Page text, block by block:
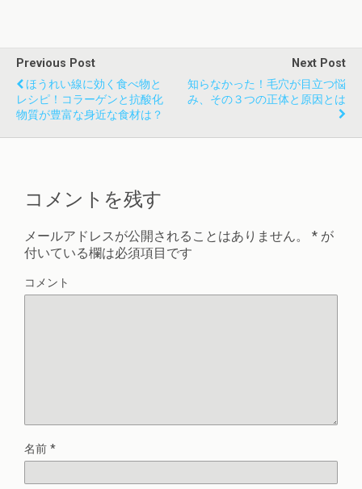
Previous Post
ほうれい線に効く食べ物と
レシピ！コラーゲンと抗酸化
物質が豊富な身近な食材は？
Next Post
知らなかった！毛穴が目立つ悩
み、その３つの正体と原因とは
コメントを残す
メールアドレスが公開されることはありません。 * が
付いている欄は必須項目です
コメント
名前 *